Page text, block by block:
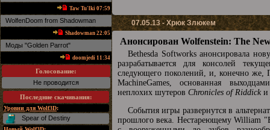
Taw Tu'lki 07:59
WolfenDoom from Shadowman
Shadowman 22:05
Mоды "Golden Parrot"
doomjedi 11:34
Голосование:
Не проводится
Последние скачивания:
Уровни для Wolf3D:
Spear of Destiny
07.05.13 - Хрюк Злюкем
Анонсирован Wolfenstein: The
Bethesda Softworks анонсировала
разрабатывается для консолей
следующего поколений, и, конечно же,
MachineGames, основанная
неплохих шутеров Chronicles of Riddick и
События игры развернутся в
прошлого века. Нестареющему William